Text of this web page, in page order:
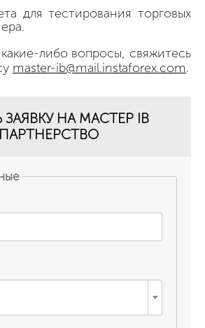
для тестирования торговых
либо вопросы, свяжитесь
master-ib@mail.instaforex.com.
ЗАЯВКУ НА МАСТЕР IB
ПАРТНЕРСТВО